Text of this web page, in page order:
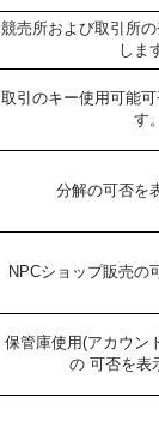
競売所および取引所
しま
取引のキー使用可能
す。
分解の可否を
NPCショップ販売の
保管庫使用(アカウン
の 可否を表